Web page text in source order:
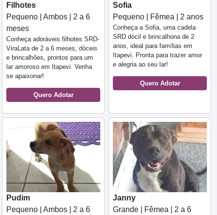
Filhotes
Pequeno | Ambos | 2 a 6
meses
Conheça adoráveis filhotes SRD-
ViraLata de 2 a 6 meses, dóceis
e brincalhões, prontos para um
lar amoroso em Itapevi. Venha
se apaixonar!
Quero Adotar
Sofia
Pequeno | Fêmea | 2 anos
Conheça a Sofia, uma cadela
SRD dócil e brincalhona de 2
anos, ideal para famílias em
Itapevi. Pronta para trazer amor
e alegria ao seu lar!
Quero Adotar
Pudim
Pequeno | Ambos | 2 a 6
Janny
Grande | Fêmea | 2 a 6